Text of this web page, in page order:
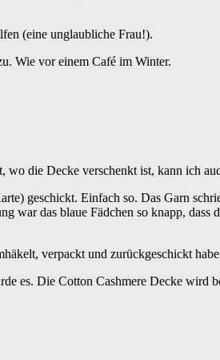
(eine unglaubliche Frau!).
Wie vor einem Café im Winter.
die Decke verschenkt ist, kann ich
geschickt. Einfach so. Das Garn
war das blaue Fädchen so knapp, dass
verpackt und zurückgeschickt
es. Die Cotton Cashmere Decke wird